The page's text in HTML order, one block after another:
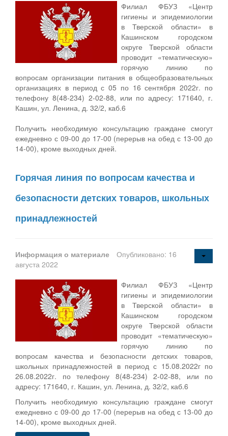
Филиал ФБУЗ «Центр
гигиены и эпидемиологии
в Тверской области» в
Кашинском городском
округе Тверской области
проводит «тематическую»
горячую линию по
вопросам организации питания в общеобразовательных
организациях в период с 05 по 16 сентября 2022г. по
телефону 8(48-234) 2-02-88, или по адресу: 171640, г.
Кашин, ул. Ленина, д. 32/2, каб.6
Получить необходимую консультацию граждане смогут
ежедневно с 09-00 до 17-00 (перерыв на обед с 13-00 до
14-00), кроме выходных дней.
Горячая линия по вопросам качества и
безопасности детских товаров, школьных
принадлежностей
Информация о материале
Опубликовано: 16
августа 2022
Филиал ФБУЗ «Центр
гигиены и эпидемиологии
в Тверской области» в
Кашинском городском
округе Тверской области
проводит «тематическую»
горячую линию по
вопросам качества и безопасности детских товаров,
школьных принадлежностей в период с 15.08.2022г по
26.08.2022г. по телефону 8(48-234) 2-02-88, или по
адресу: 171640, г. Кашин, ул. Ленина, д. 32/2, каб.6
Получить необходимую консультацию граждане смогут
ежедневно с 09-00 до 17-00 (перерыв на обед с 13-00 до
14-00), кроме выходных дней.